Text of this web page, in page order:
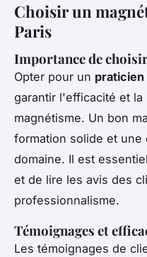
Choisir un
Paris
Importance de
Opter pour un praticien
garantir l'efficacité et
magnétisme. Un bon
formation solide et une
domaine. Il est
et de lire les avis des
professionnalisme.
Témoignages et
Les témoignages de